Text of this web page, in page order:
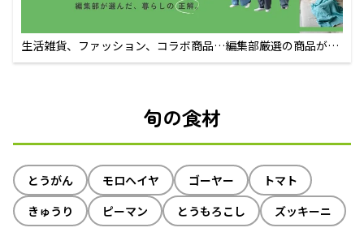
生活雑貨、ファッション、コラボ商品…編集部厳選の商品が買
えるECサイト
旬の食材
とうがん モロヘイヤ ゴーヤー
トマト
きゅうり
ピーマン とうもろこし ズッキーニ